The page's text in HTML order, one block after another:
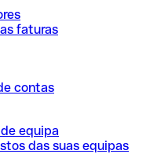
faturas
contas
equipa
das suas equipas